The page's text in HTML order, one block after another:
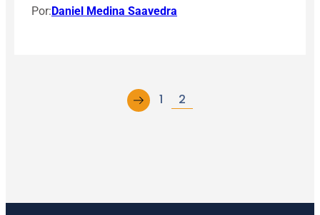
Por:Daniel Medina Saavedra
← 1 2